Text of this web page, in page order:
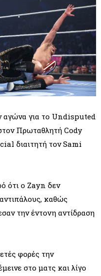
αγώνα για το Undisputed
Πρωταθλητή Cody
διαιτητή τον Sami
ότι ο Zayn δεν
καθώς
την έντονη αντίδραση
φορές την
στο ματς και λίγο